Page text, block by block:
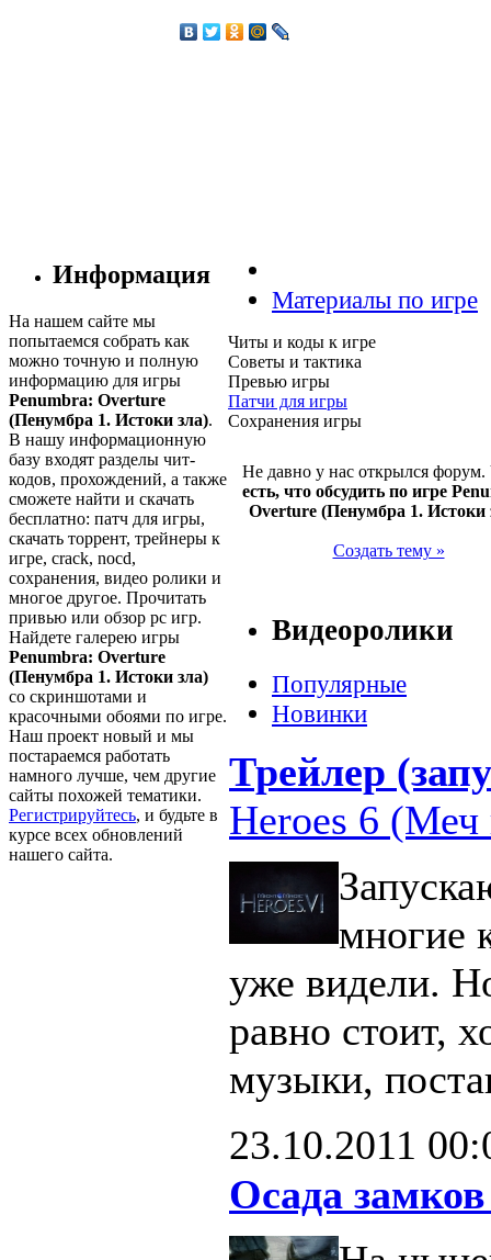
Информация
На нашем сайте мы
попытаемся собрать как
можно точную и полную
информацию для игры
Penumbra: Overture
(Пенумбра 1. Истоки зла).
В нашу информационную
базу входят разделы чит-
кодов, прохождений, а также
сможете найти и скачать
бесплатно: патч для игры,
скачать торрент, трейнеры к
игре, crack, nocd,
сохранения, видео ролики и
многое другое. Прочитать
привью или обзор pc игр.
Найдете галерею игры
Penumbra: Overture
(Пенумбра 1. Истоки зла)
со скриншотами и
красочными обоями по игре.
Наш проект новый и мы
постараемся работать
намного лучше, чем другие
сайты похожей тематики.
Регистрируйтесь, и будьте в
курсе всех обновлений
нашего сайта.
Материалы по игре
Читы и коды к игре
Советы и тактика
Превью игры
Патчи для игры
Сохранения игры
Не давно у нас открылся форум.
есть, что обсудить по игре
Overture (Пенумбра 1. Истоки
Создать тему »
Видеоролики
Популярные
Новинки
Трейлер
Heroes 6 (Меч
многие
уже видели.
равно стоит,
музыки,
23.10.2011
Осада замков